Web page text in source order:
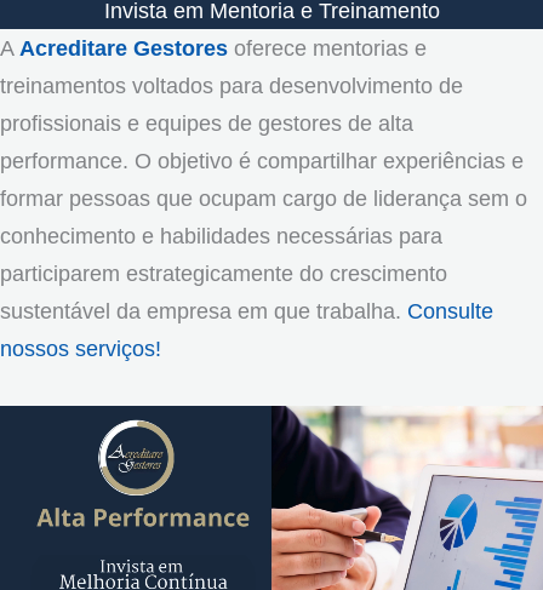
Invista em Mentoria e Treinamento
A Acreditare Gestores oferece mentorias e
treinamentos voltados para desenvolvimento de
profissionais e equipes de gestores de alta
performance. O objetivo é compartilhar experiências e
formar pessoas que ocupam cargo de liderança sem o
conhecimento e habilidades necessárias para
participarem estrategicamente do crescimento
sustentável da empresa em que trabalha. Consulte
nossos serviços!